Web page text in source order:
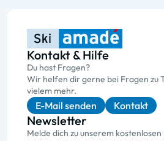
Kontakt & Hilfe
Du hast Fragen?
Wir helfen dir gerne bei Fragen zu
vielem mehr.
E-Mail senden Kontakt
Newsletter
Melde dich zu unserem